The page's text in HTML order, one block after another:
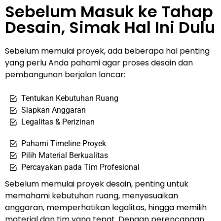
Sebelum Masuk ke Tahap
Desain, Simak Hal Ini Dulu​
Sebelum memulai proyek, ada beberapa hal penting
yang perlu Anda pahami agar proses desain dan
pembangunan berjalan lancar:
Tentukan Kebutuhan Ruang
Siapkan Anggaran
Legalitas & Perizinan
Pahami Timeline Proyek
Pilih Material Berkualitas
Percayakan pada Tim Profesional
Sebelum memulai proyek desain, penting untuk
memahami kebutuhan ruang, menyesuaikan
anggaran, memperhatikan legalitas, hingga memilih